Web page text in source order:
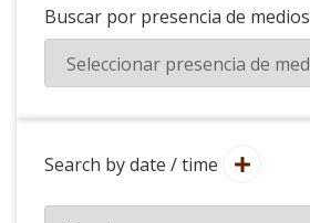
Buscar por presencia de medios
Search by date / time